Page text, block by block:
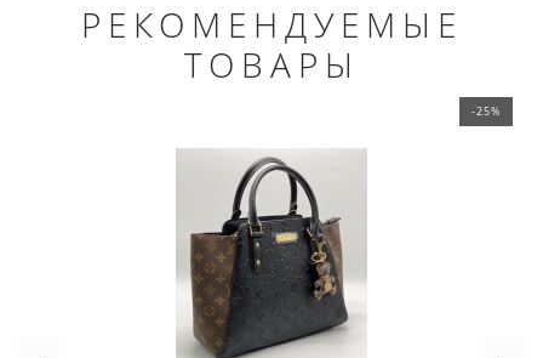
РЕКОМЕНДУЕМЫЕ
ТОВАРЫ
-25%